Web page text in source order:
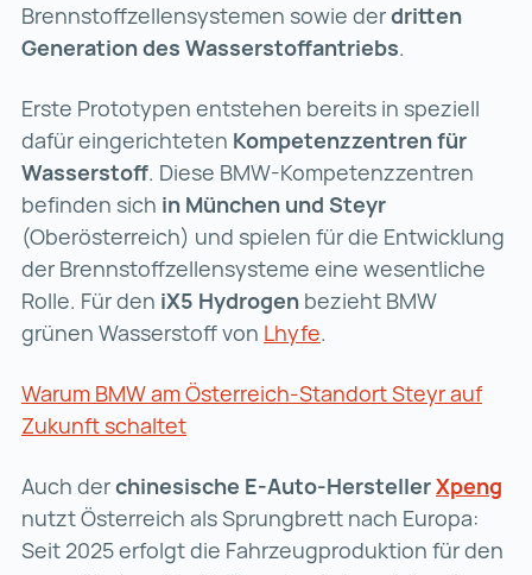
Brennstoffzellensystemen sowie derdritten
Generation des Wasserstoffantriebs.
Erste Prototypen entstehen bereits in speziell
dafür eingerichteten Kompetenzzentren für
Wasserstoff. Diese BMW-Kompetenzzentren
befinden sich in München und Steyr
(Oberösterreich) und spielen für die Entwicklung
der Brennstoffzellensysteme eine wesentliche
Rolle. Für den iX5 Hydrogen bezieht BMW
grünen Wasserstoff von LhyfeLhyfe (wird in einer
.
Warum BMW am Österreich-Standort Steyr auf
Zukunft schaltet
Auch derchinesische E-Auto-HerstellerXpeng
nutzt Österreich als Sprungbrett nach Europa:
Seit 2025 erfolgt die Fahrzeugproduktion für den